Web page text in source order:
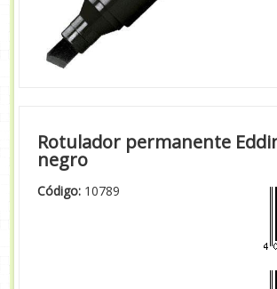
Rotulador permanente
negro
Código: 10789